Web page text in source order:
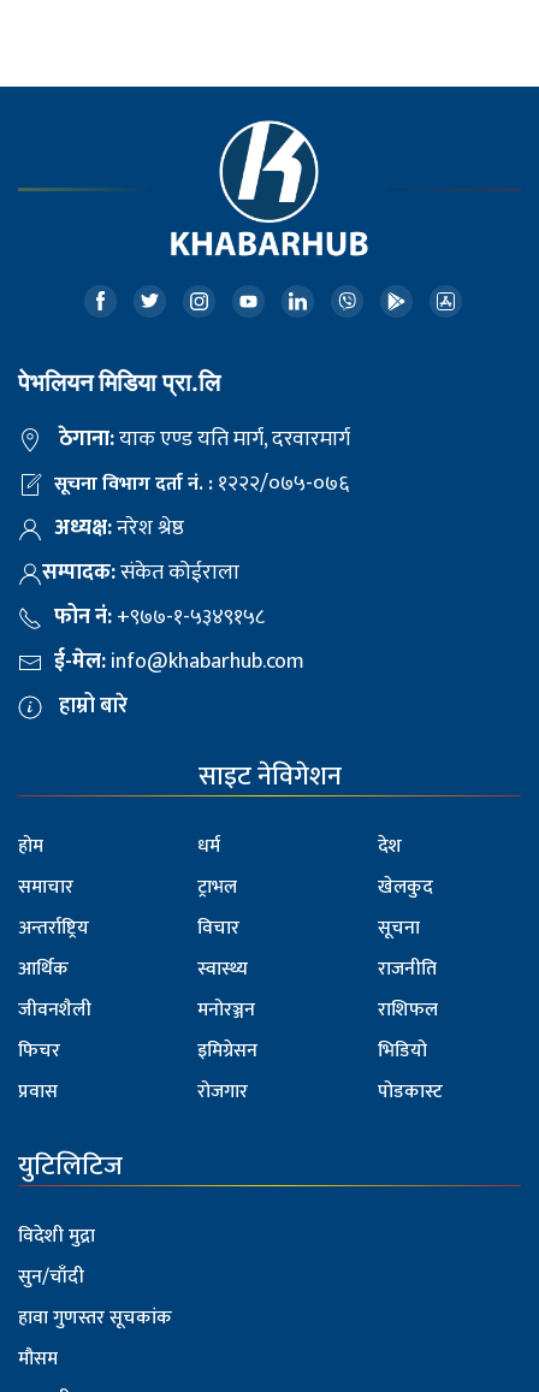
पेभलियन मिडिया प्रा.लि
ठेगाना:याक एण्ड यति मार्ग, दरवारमार्ग
सूचना विभाग दर्ता नं. :१२२२/०७५-०७६
अध्यक्ष:नरेश श्रेष्ठ
सम्पादक:संकेत कोईराला
फोन नं:+९७७-१-५३४९१५८
ई-मेल:info@khabarhub.com
हाम्रो बारे
साइट नेविगेशन
होम
समाचार
अन्तर्राष्ट्रिय
आर्थिक
जीवनशैली
फिचर
प्रवास
धर्म
ट्राभल
विचार
स्वास्थ्य
मनोरञ्जन
इमिग्रेसन
रोजगार
देश
खेलकुद
सूचना
राजनीति
राशिफल
भिडियो
पोडकास्ट
युटिलिटिज
विदेशी मुद्रा
सुन/चाँदी
हावा गुणस्तर सूचकांक
मौसम